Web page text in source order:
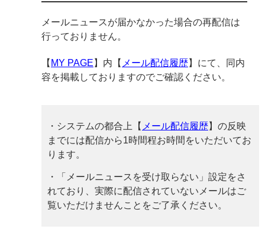
メールニュースが届かなかった場合の再配信は
行っておりません。
【 MY PAGE 】内【 メール配信履歴】にて、同内
容を掲載しておりますのでご確認ください。
・システムの都合上【 メール配信履歴】の反映
までには配信から1時間程お時間をいただいてお
ります。
・「メールニュースを受け取らない」設定をさ
れており、実際に配信されていないメールはご
覧いただけませんことをご了承ください。